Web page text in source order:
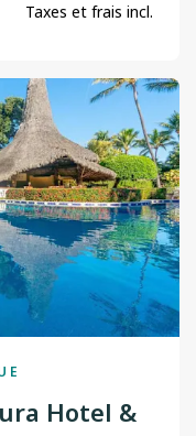
Taxes et frais incl.
Hotel &